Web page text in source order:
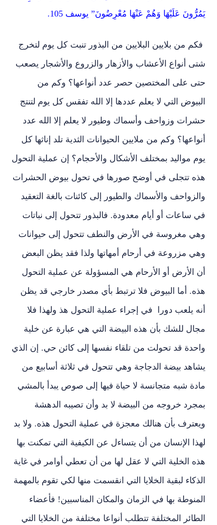
يَمُرُّونَ عَلَيْهَا وَهُمْ عَنْهَا مُعْرِضُونَ” يوسف 105.
فكم من بلايين البلايين من البذور تنبت كل يوم لتخرج
شتى أنواع الأعشاب والأزهار والزروع والأشجار يصعب
حتى على المختصين حصر عدد أنواعها؟ وكم من
البيوض التي لا يعلم عددها إلا الله تفقس كل يوم لتنتج
حشرات وزواحف وأسماك وطيور لا يعلم إلا الله عدد
أنواعها؟ وكم من ملايين الحيوانات الثدية تلد إناثها كل
يوم مواليد بمختلف الأشكال والأحجام؟ إن عملية التحول
هذه تتجلى في أوضح صورها في تحول بيوض الحشرات
والزواحف والأسماك والطيور إلى كائنات بالغة التعقيد
في ساعات أو أيام معدودة. فالبذور تتحول إلى نباتات
وهي مغروسة في الأرض والنطف تتحول إلى حيوانات
وهي مزروعة في أرحام أمهاتها ولذا فقد يظن البعض
أن الأرض أو الأرحام هي المسؤولة عن عملية التحول
هذه. أما البيوض فلا ترتبط بأي مصدر خارجي قد يظن
أنه يلعب دورا في إجراء عملية التحول هذ ولهذا فلا
مجال للشك بأن هذه البيضة التي هي عبارة عن خلية
واحدة قد تحولت من تلقاء نفسها إلى كائن حي. إن الذي
يشاهد بيضة الدجاجة وهي تتحول في ثلاثة أسابيع من
مادة شبه متجانسة لا حياة فيها إلى صوص يبدأ بالمشي
بمجرد خروجه من البيضة لا بد وأن تصيبه الدهشة
ويعترف بأن هنالك معجزة في عملية التحول هذه. ولا بد
لهذا الإنسان من أن يتساءل عن الكيفية التي تمكنت بها
هذه الخلية التي لا عقل لها من أن تعطي أوامر في غاية
الذكاء لبقية الخلايا التي انقسمت منها لكي تقوم بالمهمة
المنوطة بها في الزمان والمكان المناسبين! فأعضاء
الطائر المختلفة تتطلب أنواعا مختلفة من الخلايا التي